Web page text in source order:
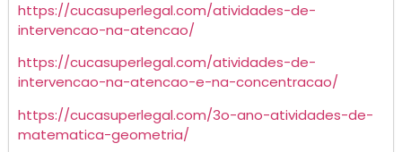
https://cucasuperlegal.com/atividades-de-
intervencao-na-atencao/
https://cucasuperlegal.com/atividades-de-
intervencao-na-atencao-e-na-concentracao/
https://cucasuperlegal.com/3o-ano-atividades-de-
matematica-geometria/